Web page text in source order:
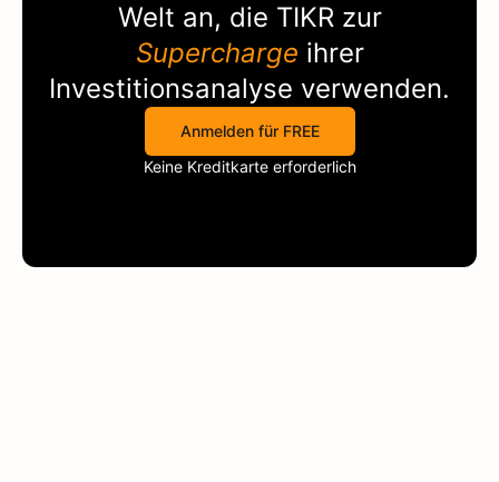
Welt an, die TIKRzur
Supercharge ihrer
Investitionsanalyse verwenden.
Anmelden für FREE
Keine Kreditkarte erforderlich